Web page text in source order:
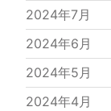
2024年7月
2024年6月
2024年5月
2024年4月